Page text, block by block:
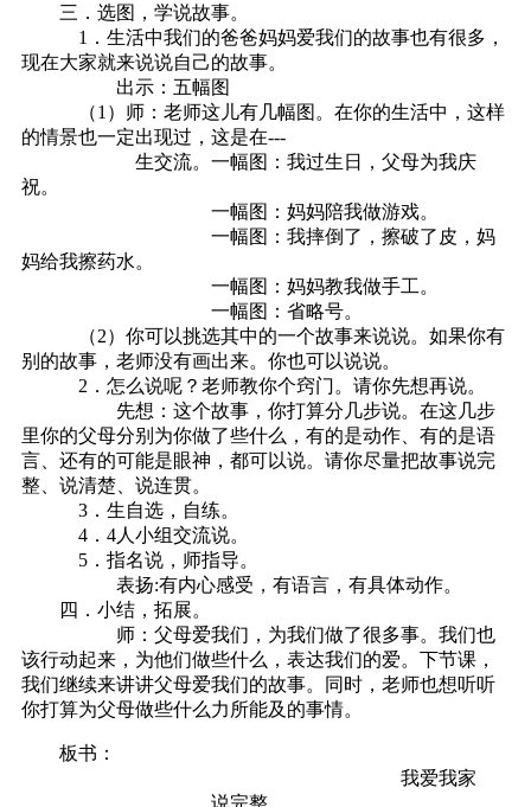
三．选图，学说故事。
1．生活中我们的爸爸妈妈爱我们的故事也有很多，
现在大家就来说说自己的故事。
出示：五幅图
（1）师：老师这儿有几幅图。在你的生活中，这样
的情景也一定出现过，这是在---
生交流。一幅图：我过生日，父母为我庆
祝。
一幅图：妈妈陪我做游戏。
一幅图：我摔倒了，擦破了皮，妈
妈给我擦药水。
一幅图：妈妈教我做手工。
一幅图：省略号。
（2）你可以挑选其中的一个故事来说说。如果你有
别的故事，老师没有画出来。你也可以说说。
2．怎么说呢？老师教你个窍门。请你先想再说。
先想：这个故事，你打算分几步说。在这几步
里你的父母分别为你做了些什么，有的是动作、有的是语
言、还有的可能是眼神，都可以说。请你尽量把故事说完
整、说清楚、说连贯。
3．生自选，自练。
4．4人小组交流说。
5．指名说，师指导。
表扬:有内心感受，有语言，有具体动作。
四．小结，拓展。
师：父母爱我们，为我们做了很多事。我们也
该行动起来，为他们做些什么，表达我们的爱。下节课，
我们继续来讲讲父母爱我们的故事。同时，老师也想听听
你打算为父母做些什么力所能及的事情。
板书：
我爱我家